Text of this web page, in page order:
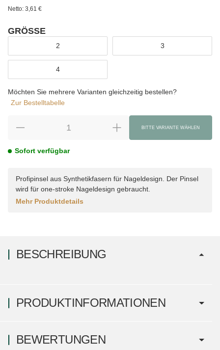
Netto: 3,61 €
GRÖSSE
2 3
4
Möchten Sie mehrere Varianten gleichzeitig bestellen?
Zur Bestelltabelle
BITTE VARIANTE WÄHLEN
Sofort verfügbar
Profipinsel aus Synthetikfasern für Nageldesign. Der Pinsel
wird für one-stroke Nageldesign gebraucht.
Mehr Produktdetails
PRODUKTINFORMATIONEN
BESCHREIBUNG
BEWERTUNGEN